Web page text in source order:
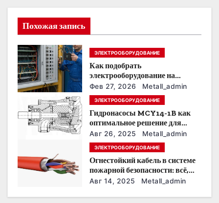
я
п
о
з
а
с
Похожая запись
ЭЛЕКТРООБОРУДОВАНИЕ
Как подобрать
электрооборудование на
предприятии под тяжелые
условия эксплуатации
Фев 27, 2026 Metall_admin
ЭЛЕКТРООБОРУДОВАНИЕ
Гидронасосы MCY14-1B как
оптимальное решение для
модернизации гидросистем
Авг 26, 2025 Metall_admin
ЭЛЕКТРООБОРУДОВАНИЕ
Огнестойкий кабель в системе
пожарной безопасности: всё,
что нужно знать
Авг 14, 2025 Metall_admin